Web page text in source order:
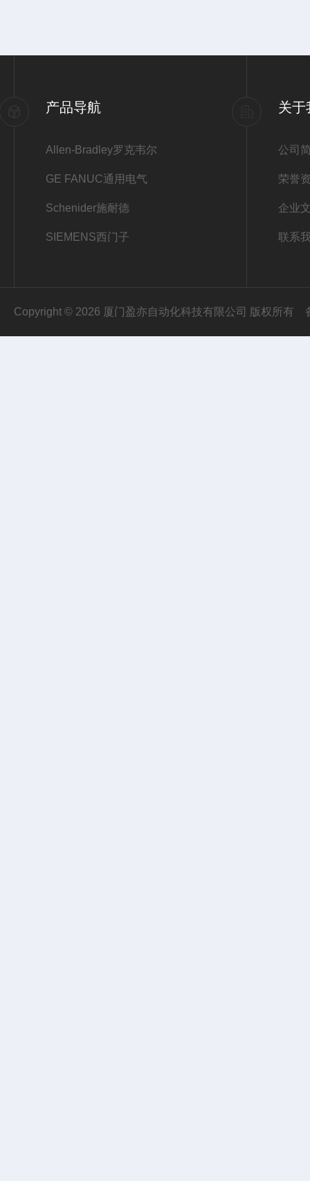
产品导航
Allen-Bradley罗克韦尔
GE FANUC通用电气
Schenider施耐德
SIEMENS西门子
关于
公司
荣誉
企业
联系
Copyright © 2026 厦门盈亦自动化科技有限公司 版权所有